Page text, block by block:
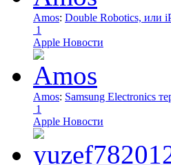
Amos: Double Robotics, или
1
Apple Новости
Amos: Samsung Electronics
1
Apple Новости